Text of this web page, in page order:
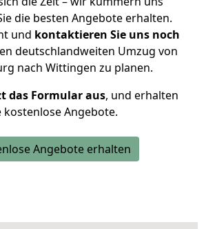
die besten Angebote erhalten.
und kontaktieren Sie uns noch
deutschlandweiten Umzug von
nach Wittingen zu planen.
das Formular aus, und erhalten
kostenlose Angebote.
Angebote erhalten